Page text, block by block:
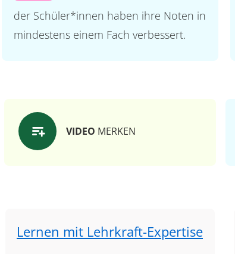
der Schüler*innen haben ihre Noten in
mindestens einem Fach verbessert.
VIDEO MERKEN
Lernen mit Lehrkraft-Expertise